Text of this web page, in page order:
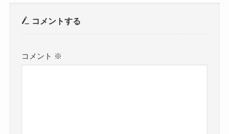
コメントする
コメント ※